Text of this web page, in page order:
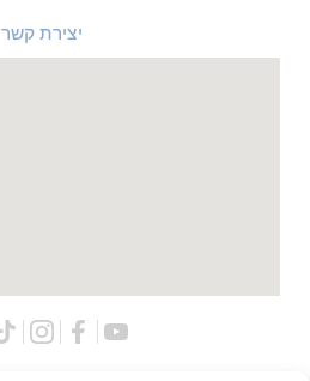
יצירת קשר